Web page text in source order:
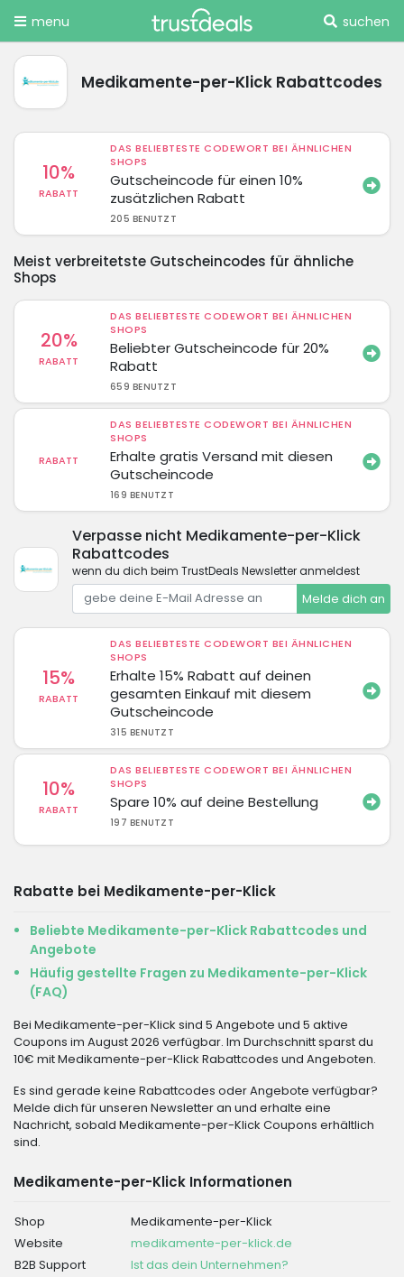
menu suchen
Medikamente-per-Klick Rabattcodes
10%
RABATT
DAS BELIEBTESTE CODEWORT BEI ÄHNLICHEN
SHOPS
Gutscheincode für einen 10%
zusätzlichen Rabatt
205 BENUTZT
Meist verbreitetste Gutscheincodes für ähnliche
Shops
20%
RABATT
DAS BELIEBTESTE CODEWORT BEI ÄHNLICHEN
SHOPS
Beliebter Gutscheincode für 20%
Rabatt
659 BENUTZT
RABATT
DAS BELIEBTESTE CODEWORT BEI ÄHNLICHEN
SHOPS
Erhalte gratis Versand mit diesen
Gutscheincode
169 BENUTZT
Verpasse nicht Medikamente-per-Klick
Rabattcodes
wenn du dich beim TrustDeals Newsletter anmeldest
Melde dich an
15%
RABATT
DAS BELIEBTESTE CODEWORT BEI ÄHNLICHEN
SHOPS
Erhalte 15% Rabatt auf deinen
gesamten Einkauf mit diesem
Gutscheincode
315 BENUTZT
10%
RABATT
DAS BELIEBTESTE CODEWORT BEI ÄHNLICHEN
SHOPS
Spare 10% auf deine Bestellung
197 BENUTZT
Rabatte bei Medikamente-per-Klick
Beliebte Medikamente-per-Klick Rabattcodes und
Angebote
Häufig gestellte Fragen zu Medikamente-per-Klick
(FAQ)
Bei Medikamente-per-Klick sind 5 Angebote und 5 aktive
Coupons im August 2026 verfügbar. Im Durchschnitt sparst du
10€ mit Medikamente-per-Klick Rabattcodes und Angeboten.
Es sind gerade keine Rabattcodes oder Angebote verfügbar?
Melde dich für unseren Newsletter an und erhalte eine
Nachricht, sobald Medikamente-per-Klick Coupons erhältlich
sind.
Medikamente-per-Klick Informationen
Shop
Medikamente-per-Klick
Website
medikamente-per-klick.de
B2B Support
Ist das dein Unternehmen?